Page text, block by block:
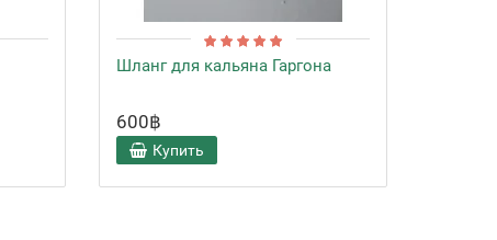
Шланг для кальяна Гаргона
600฿
Купить